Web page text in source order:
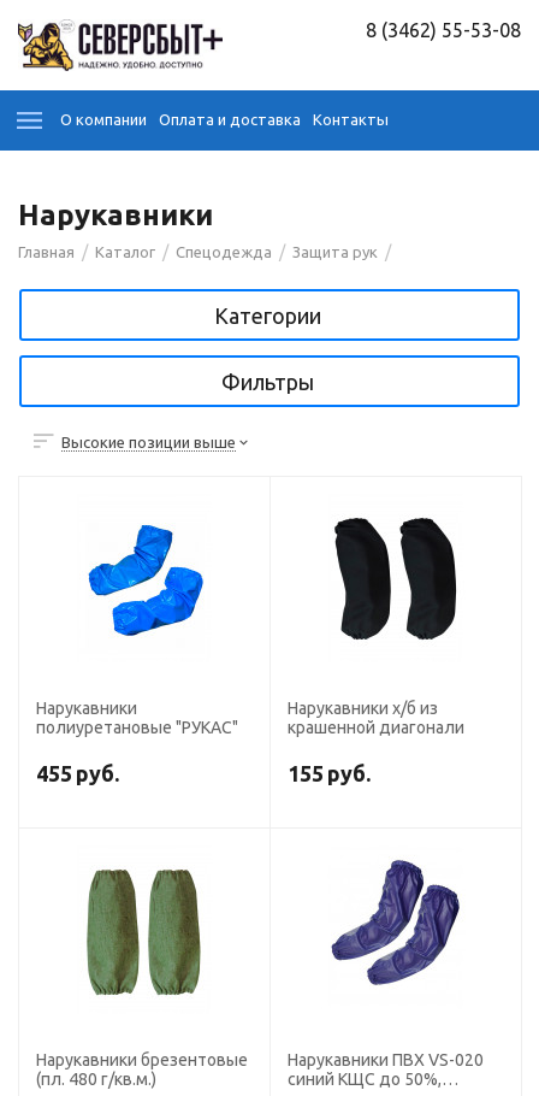
8 (3462) 55-53-08
О компании Оплата и доставка Контакты
Нарукавники
Главная / Каталог / Спецодежда / Защита рук /
Категории
Фильтры
Высокие позиции выше
Нарукавники
полиуретановые "РУКАС"
455 руб.
Нарукавники х/б из
крашенной диагонали
155 руб.
Нарукавники брезентовые
(пл. 480 г/кв.м.)
Нарукавники ПВХ VS-020
синий КЩС до 50%,